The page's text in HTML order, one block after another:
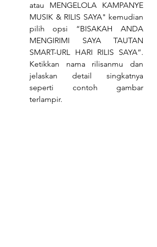
atau MENGELOLA KAMPANYE
MUSIK & RILIS SAYA" kemudian
pilih opsi “BISAKAH ANDA
MENGIRIMI SAYA TAUTAN
SMART-URL HARI RILIS SAYA”.
Ketikkan nama rilisanmu dan
jelaskan detail singkatnya
seperti contoh gambar
terlampir.